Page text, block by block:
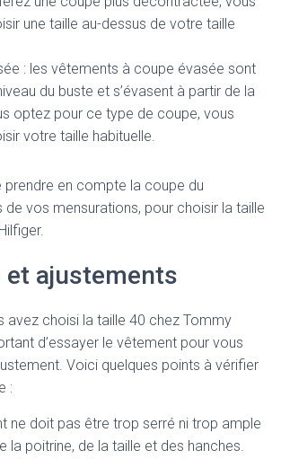
une taille au-dessus de votre taille
: les vêtements à coupe évasée sont
du buste et s’évasent à partir de la
optez pour ce type de coupe, vous
votre taille habituelle.
prendre en compte la coupe du
de vos mensurations, pour choisir la taille
et ajustements
avez choisi la taille 40 chez Tommy
d’essayer le vêtement pour vous
Voici quelques points à vérifier
:
ne doit pas être trop serré ni trop ample
la poitrine, de la taille et des hanches.